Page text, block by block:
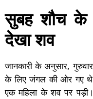
सुबह शौच के
देखा शव
जानकारी के अनुसार,
के लिए जंगल की ओर गए
एक महिला के शव पर